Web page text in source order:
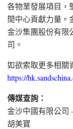
各物業發展項目，
閒中心貢獻力量。
金沙集團股份有限
司。
如欲索取更多相關
https://
傳媒查詢：
金沙中國有限公司
胡美寶